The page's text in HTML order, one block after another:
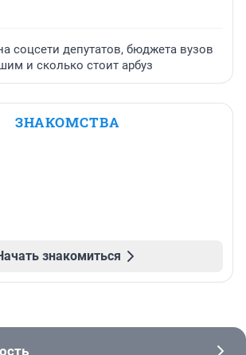
соцсети депутатов, бюджета вузов
и сколько стоит арбуз
ЗНАКОМСТВА
знакомиться